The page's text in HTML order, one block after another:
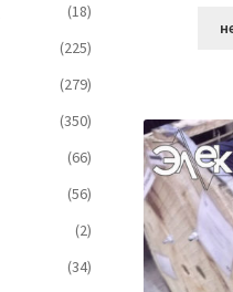
(18)
(225)
(279)
(350)
(66)
(56)
(2)
(34)